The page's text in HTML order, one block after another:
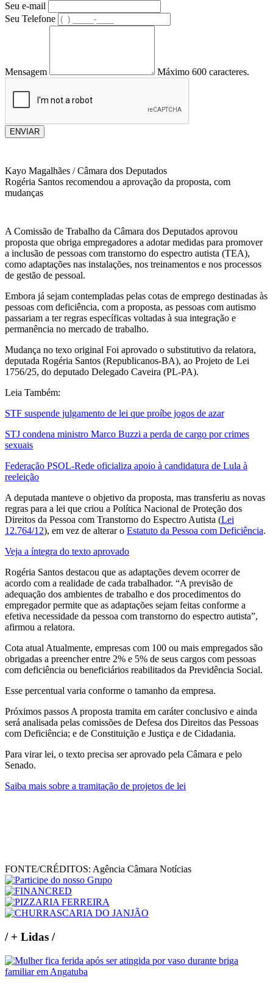
Seu e-mail
Seu Telefone
Mensagem Máximo 600 caracteres.
ENVIAR
Kayo Magalhães / Câmara dos Deputados
Rogéria Santos recomendou a aprovação da proposta, com
mudanças
A Comissão de Trabalho da Câmara dos Deputados aprovou
proposta que obriga empregadores a adotar medidas para promover
a inclusão de pessoas com transtorno do espectro autista (TEA),
como adaptações nas instalações, nos treinamentos e nos processos
de gestão de pessoal.
Embora já sejam contempladas pelas cotas de emprego destinadas às
pessoas com deficiência, com a proposta, as pessoas com autismo
passariam a ter regras específicas voltadas à sua integração e
permanência no mercado de trabalho.
Mudança no texo original Foi aprovado o substitutivo da relatora,
deputada Rogéria Santos (Republicanos-BA), ao Projeto de Lei
1756/25, do deputado Delegado Caveira (PL-PA).
Leia Também:
STF suspende julgamento de lei que proíbe jogos de azar
STJ condena ministro Marco Buzzi a perda de cargo por crimes
sexuais
Federação PSOL-Rede oficializa apoio à candidatura de Lula à
reeleição
A deputada manteve o objetivo da proposta, mas transferiu as novas
regras para a lei que criou a Política Nacional de Proteção dos
Direitos da Pessoa com Transtorno do Espectro Autista (Lei
12.764/12), em vez de alterar o Estatuto da Pessoa com Deficiência.
Veja a íntegra do texto aprovado
Rogéria Santos destacou que as adaptações devem ocorrer de
acordo com a realidade de cada trabalhador. “A previsão de
adequação dos ambientes de trabalho e dos procedimentos do
empregador permite que as adaptações sejam feitas conforme a
efetiva necessidade da pessoa com transtorno do espectro autista”,
afirmou a relatora.
Cota atual Atualmente, empresas com 100 ou mais empregados são
obrigadas a preencher entre 2% e 5% de seus cargos com pessoas
com deficiência ou beneficiários reabilitados da Previdência Social.
Esse percentual varia conforme o tamanho da empresa.
Próximos passos A proposta tramita em caráter conclusivo e ainda
será analisada pelas comissões de Defesa dos Direitos das Pessoas
com Deficiência; e de Constituição e Justiça e de Cidadania.
Para virar lei, o texto precisa ser aprovado pela Câmara e pelo
Senado.
Saiba mais sobre a tramitação de projetos de lei
FONTE/CRÉDITOS: Agência Câmara Notícias
/+ Lidas /